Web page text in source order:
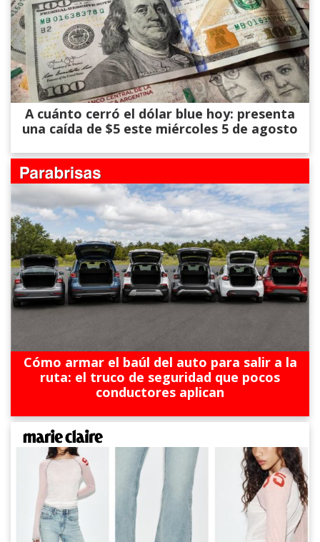
A cuánto cerró el dólar blue hoy: presenta
una caída de $5 este miércoles 5 de agosto
Cómo armar el baúl del auto para salir a la
ruta: el truco de seguridad que pocos
conductores aplican